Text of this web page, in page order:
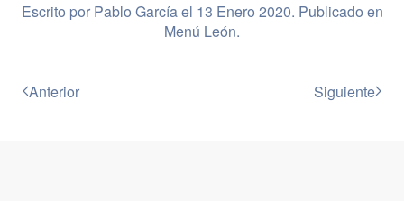
Escrito por Pablo García el 13 Enero 2020. Publicado en
Menú León.
Anterior Siguiente